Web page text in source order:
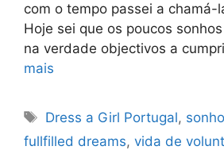
com o tempo passei a chamá-
Hoje sei que os poucos
na verdade objectivos a
mais
Etiquetas
Dress a Girl Portugal,
fullfilled dreams, vida de